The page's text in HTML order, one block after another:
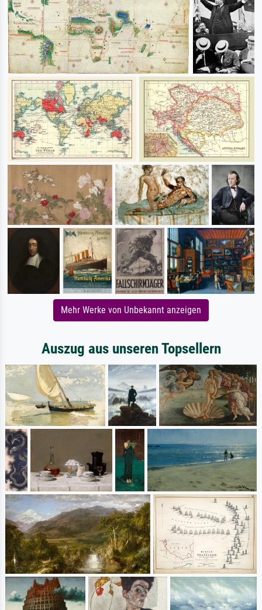
Mehr Werke von Unbekannt anzeigen
Auszug aus unseren Topsellern